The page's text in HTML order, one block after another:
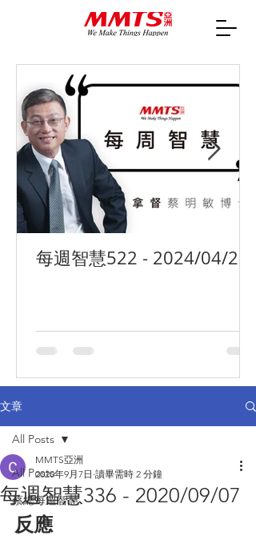
每週智慧522 - 2024/04/29
文章
All Posts
蔡總每週智慧
All Posts
每週智慧336 - 2020/09/07
MMTS亞洲
2020年9月7日 讀畢需時 2 分鐘
反應